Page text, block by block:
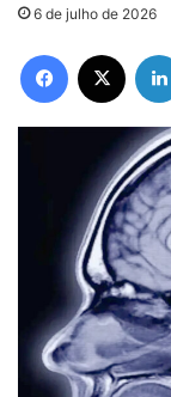
6 de julho de 2026